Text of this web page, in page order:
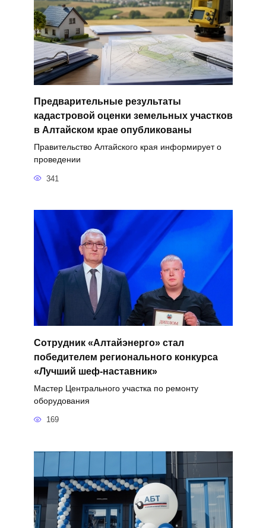
Предварительные результаты
кадастровой оценки земельных участков
в Алтайском крае опубликованы
Правительство Алтайского края информирует о
проведении
341
Сотрудник «Алтайэнерго» стал
победителем регионального конкурса
«Лучший шеф-наставник»
Мастер Центрального участка по ремонту
оборудования
169